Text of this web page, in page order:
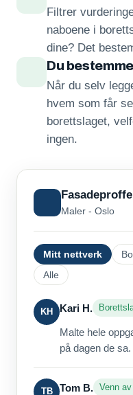
Filtrer
naboene i
dine? Det
Du
Når du selv
hvem som får
borettslaget,
ingen.
Maler - Oslo
Mitt nettverk
Alle
KH Kari H.
Malte hele
på dagen de sa.
TB Tom B. Venn